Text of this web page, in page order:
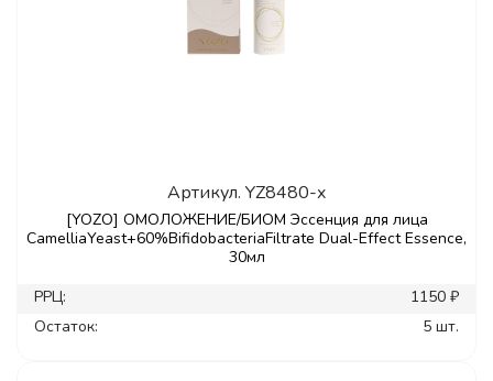
Артикул. YZ8480-x
[YOZO] ОМОЛОЖЕНИЕ/БИОМ Эссенция для лица
CamelliaYeast+60%BifidobacteriaFiltrate Dual-Effect Essence,
30мл
РРЦ:
1150 ₽
Остаток:
5 шт.